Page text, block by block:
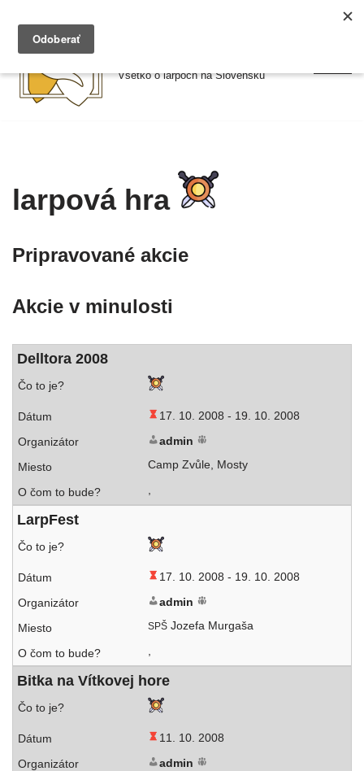
Preskočiť
Všetko o larpoch na Slovensku
larpová hra
Pripravované akcie
Akcie v minulosti
Delltora 2008
17. 10. 2008 - 19. 10. 2008
admin
Camp Zvůle, Mosty
,
LarpFest
17. 10. 2008 - 19. 10. 2008
admin
SPŠ Jozefa Murgaša
,
Bitka na Vítkovej hore
11. 10. 2008
admin